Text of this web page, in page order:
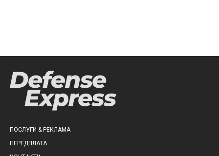
ПОСЛУГИ & РЕКЛАМА
ПЕРЕДПЛАТА